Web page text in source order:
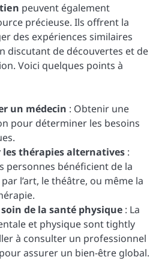
peuvent également
précieuse. Ils offrent la
des expériences similaires
discutant de découvertes et de
Voici quelques points à
un médecin : Obtenir une
pour déterminer les besoins
les thérapies alternatives :
personnes bénéficient de la
l’art, le théâtre, ou même la
de la santé physique : La
et physique sont tightly
à consulter un professionnel
assurer un bien-être global.